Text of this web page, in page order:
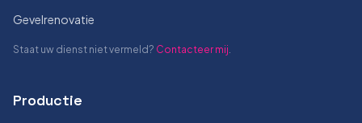
Gevelrenovatie
Staat uw dienst niet vermeld? Contacteer mij.
Productie